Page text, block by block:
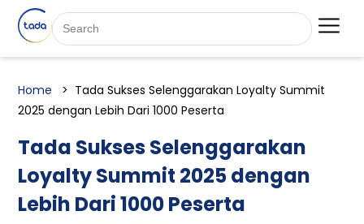
Home
Tada Sukses Selenggarakan Loyalty Summit
2025 dengan Lebih Dari 1000 Peserta
Tada Sukses Selenggarakan
Loyalty Summit 2025 dengan
Lebih Dari 1000 Peserta